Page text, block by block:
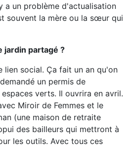
a un problème d'actualisation
souvent la mère ou la sœur qui
jardin partagé ?
lien social. Ça fait un an qu'on
un permis de
verts. Il ouvrira en avril.
Miroir de Femmes et le
(une maison de retraite
des bailleurs qui mettront à
les outils. Avec tous ces